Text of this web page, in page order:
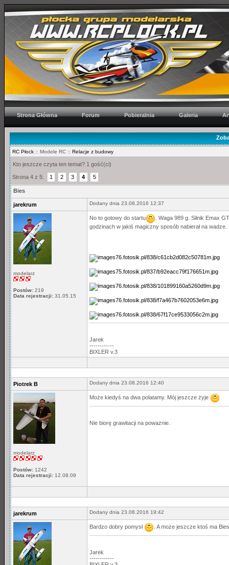
Strona Główna Forum Pobieralnia Galeria
RC Płock :: Modele RC :: Relacje z budowy
Kto jeszcze czyta ten temat? 1 gość(ci)
Strona 4 z 5: 1 2 3 4 5
Bies
jarekrum Dodany dnia 23.08.2016 12:37
modelarz
Postów: 219
Data rejestracji: 31.05.15
No to gotowy do startu
. Waga 989 g. Silnik Emax
godzinach w jakiś magiczny sposób nabierał na
Jarek
------------
BIXLER v.3
Piotrek B Dodany dnia 23.08.2016 12:40
modelarz
Postów: 1242
Data rejestracji: 12.08.09
Może kiedyś na dwa polatamy. Mój jeszcze żyje
Nie biorę grawitacji na poważnie.
jarekrum Dodany dnia 23.08.2016 19:42
Bardzo dobry pomysł . A może jeszcze ktoś ma
Jarek
------------